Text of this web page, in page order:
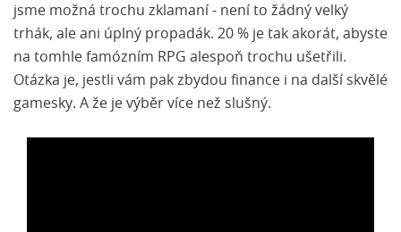
jsme možná trochu zklamaní - není to žádný velký
trhák, ale ani úplný propadák. 20 % je tak akorát, abyste
na tomhle famózním RPG alespoň trochu ušetřili.
Otázka je, jestli vám pak zbydou finance i na další skvělé
gamesky. A že je výběr více než slušný.